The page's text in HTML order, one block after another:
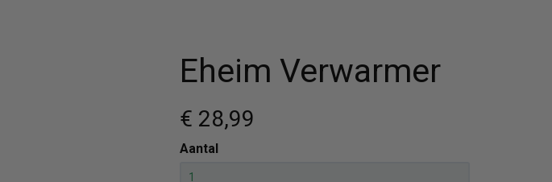
Vul hem met producten.
Eheim Verwarmer
€ 28,99
Aantal